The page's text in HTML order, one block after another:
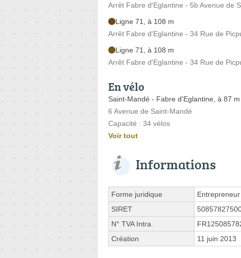
Arrêt Fabre d'Eglantine - 5b Avenue de
Ligne 71, à 108 m
Arrêt Fabre d'Eglantine - 34 Rue de
Ligne 71, à 108 m
Arrêt Fabre d'Eglantine - 34 Rue de
En vélo
Saint-Mandé - Fabre d'Eglantine, à 87 m
6 Avenue de Saint-Mandé
Capacité : 34 vélos
Voir tout
Informations
Forme juridique
SIRET
N° TVA Intra.
Création
11 juin 2013